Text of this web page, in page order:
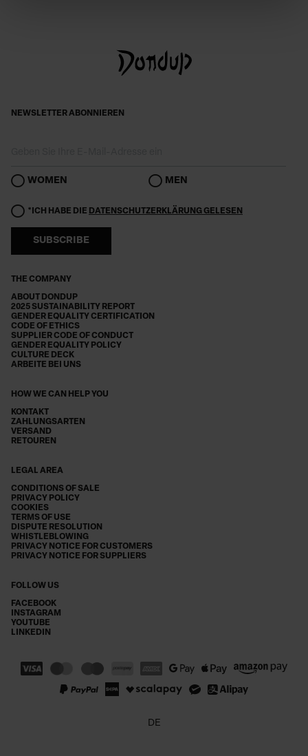
THE COMPANY
ABOUT DONDUP
2025 SUSTAINABILITY REPORT
GENDER EQUALITY CERTIFICATION
CODE OF ETHICS
SUPPLIER CODE OF CONDUCT
GENDER EQUALITY POLICY
CULTURE DECK
ARBEITE BEI UNS
HOW WE CAN HELP YOU
KONTAKT
ZAHLUNGSARTEN
VERSAND
RETOUREN
LEGAL AREA
CONDITIONS OF SALE
PRIVACY POLICY
COOKIES
TERMS OF USE
DISPUTE RESOLUTION
WHISTLEBLOWING
PRIVACY NOTICE FOR CUSTOMERS
PRIVACY NOTICE FOR SUPPLIERS
FOLLOW US
FACEBOOK
INSTAGRAM
YOUTUBE
LINKEDIN
NEWSLETTER ABONNIEREN
WOMEN MEN
*ICH HABE DIE DATENSCHUTZERKLÄRUNG GELESEN
SUBSCRIBE
DE